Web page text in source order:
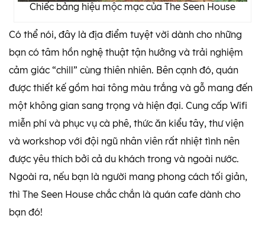
Chiếc bảng hiệu mộc mạc của The Seen House
Có thể nói, đây là địa điểm tuyệt vời dành cho những
bạn có tâm hồn nghệ thuật tận hưởng và trải nghiệm
cảm giác “chill” cùng thiên nhiên. Bên cạnh đó, quán
được thiết kế gồm hai tông màu trắng và gỗ mang đến
một không gian sang trọng và hiện đại. Cung cấp Wifi
miễn phí và phục vụ cà phê, thức ăn kiểu tây, thư viện
và workshop với đội ngũ nhân viên rất nhiệt tình nên
được yêu thích bởi cả du khách trong và ngoài nước.
Ngoài ra, nếu bạn là người mang phong cách tối giản,
thì The Seen House chắc chắn là quán cafe dành cho
bạn đó!